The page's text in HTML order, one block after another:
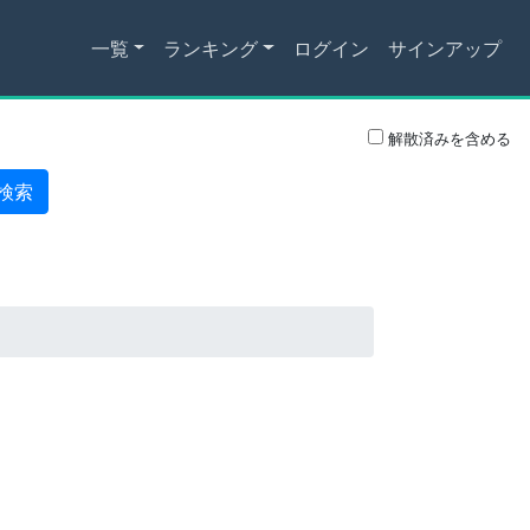
一覧 ランキング ログイン サインアップ
解散済みを含める
索